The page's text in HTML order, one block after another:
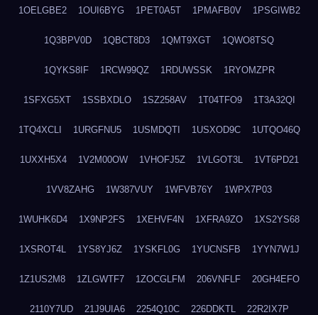
1OELGBE2 1OUI6BYG 1PET0A5T 1PMAFB0V 1PSGIWB2
1Q3BPV0D 1QBCT8D3 1QMT9XGT 1QWO8TSQ
1QYKS8IF 1RCW99QZ 1RDUWSSK 1RYOMZPR
1SFXG5XT 1SSBXDLO 1SZ258AV 1T04TFO9 1T3A32QI
1TQ4XCLI 1URGFNU5 1USMDQTI 1USXOD9C 1UTQO46Q
1UXXH5X4 1V2M00OW 1VHOFJ5Z 1VLGOT3L 1VT6PD21
1VV8ZAHG 1W387VUY 1WFVB76Y 1WPX7P03
1WUHK6D4 1X9NP2FS 1XEHVF4N 1XFRA9ZO 1XS2YS68
1XSROT4L 1YS8YJ6Z 1YSKFL0G 1YUCNSFB 1YYN7W1J
1Z1US2M8 1ZLGWTF7 1ZOCGLFM 206VNFLF 20GH4EFO
2110Y7UD 21J9UIA6 2254Q10C 226DDKTL 22R2IX7P